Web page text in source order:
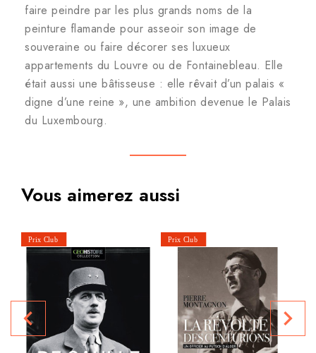
faire peindre par les plus grands noms de la
peinture flamande pour asseoir son image de
souveraine ou faire décorer ses luxueux
appartements du Louvre ou de Fontainebleau. Elle
était aussi une bâtisseuse : elle rêvait d’un palais «
digne d’une reine », une ambition devenue le Palais
du Luxembourg.
Vous aimerez aussi
navigate_before navigate_next